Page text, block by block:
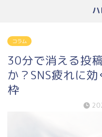
コラム
30分で消える投
か？SNS疲れに
枠